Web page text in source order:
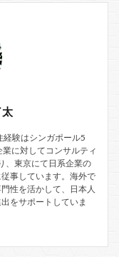
験はシンガポール5
に対してコンサルティ
、東京にて日系企業の
事しています。海外で
性を活かして、日本人
をサポートしていま